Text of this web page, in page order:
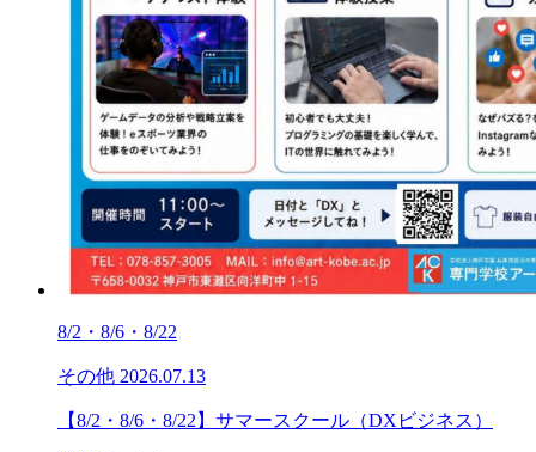
8/2・8/6・8/22
その他 2026.07.13
【8/2・8/6・8/22】サマースクール（DXビジネス）